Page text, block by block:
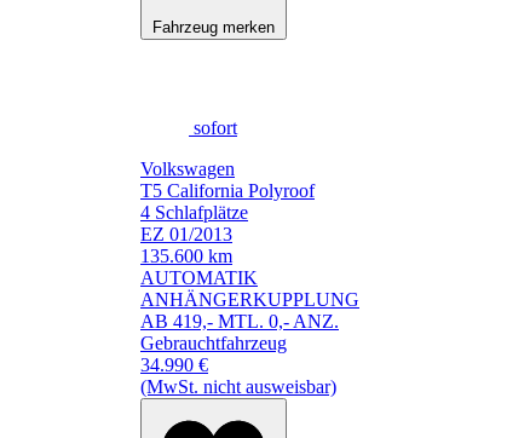
Fahrzeug merken
sofort
Volkswagen
T5 California Polyroof
4 Schlafplätze
EZ 01/2013
135.600 km
AUTOMATIK
ANHÄNGERKUPPLUNG
AB 419,- MTL. 0,- ANZ.
Gebrauchtfahrzeug
34.990 €
(MwSt. nicht ausweisbar)